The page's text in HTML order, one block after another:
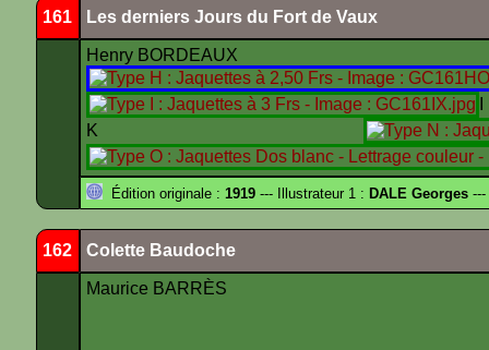
161 Les derniers Jours du Fort de Vaux
Henry BORDEAUX
K
Édition originale : 1919 --- Illustrateur 1 : DALE Georges ---
162 Colette Baudoche
Maurice BARRÈS